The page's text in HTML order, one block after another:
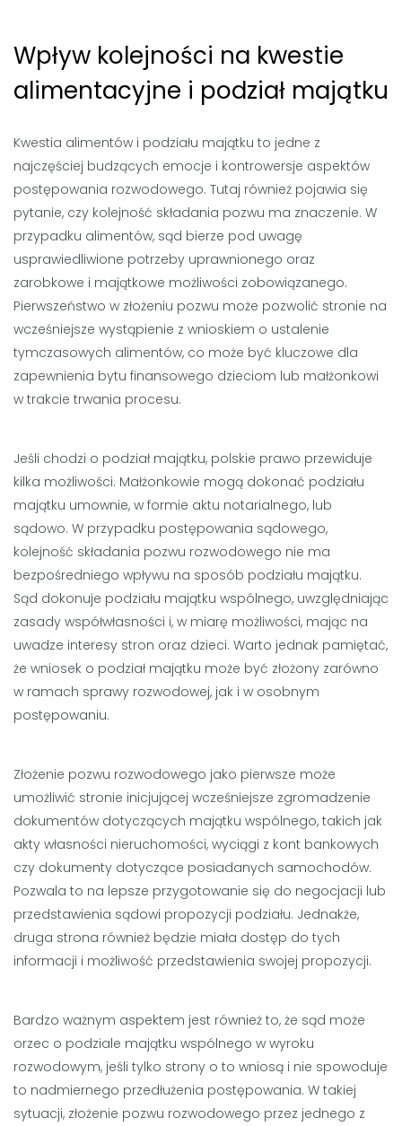
Wpływ kolejności na kwestie
alimentacyjne i podział majątku
Kwestia alimentów i podziału majątku to jedne z
najczęściej budzących emocje i kontrowersje aspektów
postępowania rozwodowego. Tutaj również pojawia się
pytanie, czy kolejność składania pozwu ma znaczenie. W
przypadku alimentów, sąd bierze pod uwagę
usprawiedliwione potrzeby uprawnionego oraz
zarobkowe i majątkowe możliwości zobowiązanego.
Pierwszeństwo w złożeniu pozwu może pozwolić stronie na
wcześniejsze wystąpienie z wnioskiem o ustalenie
tymczasowych alimentów, co może być kluczowe dla
zapewnienia bytu finansowego dzieciom lub małżonkowi
w trakcie trwania procesu.
Jeśli chodzi o podział majątku, polskie prawo przewiduje
kilka możliwości. Małżonkowie mogą dokonać podziału
majątku umownie, w formie aktu notarialnego, lub
sądowo. W przypadku postępowania sądowego,
kolejność składania pozwu rozwodowego nie ma
bezpośredniego wpływu na sposób podziału majątku.
Sąd dokonuje podziału majątku wspólnego, uwzględniając
zasady współwłasności i, w miarę możliwości, mając na
uwadze interesy stron oraz dzieci. Warto jednak pamiętać,
że wniosek o podział majątku może być złożony zarówno
w ramach sprawy rozwodowej, jak i w osobnym
postępowaniu.
Złożenie pozwu rozwodowego jako pierwsze może
umożliwić stronie inicjującej wcześniejsze zgromadzenie
dokumentów dotyczących majątku wspólnego, takich jak
akty własności nieruchomości, wyciągi z kont bankowych
czy dokumenty dotyczące posiadanych samochodów.
Pozwala to na lepsze przygotowanie się do negocjacji lub
przedstawienia sądowi propozycji podziału. Jednakże,
druga strona również będzie miała dostęp do tych
informacji i możliwość przedstawienia swojej propozycji.
Bardzo ważnym aspektem jest również to, że sąd może
orzec o podziale majątku wspólnego w wyroku
rozwodowym, jeśli tylko strony o to wniosą i nie spowoduje
to nadmiernego przedłużenia postępowania. W takiej
sytuacji, złożenie pozwu rozwodowego przez jednego z